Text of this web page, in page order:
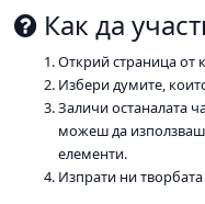
Как да
Открий страница от
Избери думите,
Заличи останалата
можеш да
елементи.
Изпрати ни творбата